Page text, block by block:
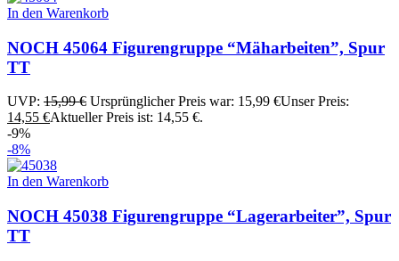
In den Warenkorb
NOCH 45064 Figurengruppe “Mäharbeiten”, Spur
TT
UVP: 15,99€ Ursprünglicher Preis war: 15,99 €Unser Preis:
14,55 €Aktueller Preis ist: 14,55 €.
-9%
-8%
In den Warenkorb
NOCH 45038 Figurengruppe “Lagerarbeiter”, Spur
TT